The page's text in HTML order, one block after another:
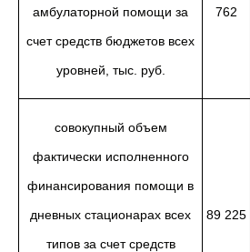
амбулаторной помощи за
счет средств бюджетов всех
уровней, тыс. руб.
762
совокупный объем
фактически исполненного
финансирования помощи в
дневных стационарах всех
типов за счет средств
89 225